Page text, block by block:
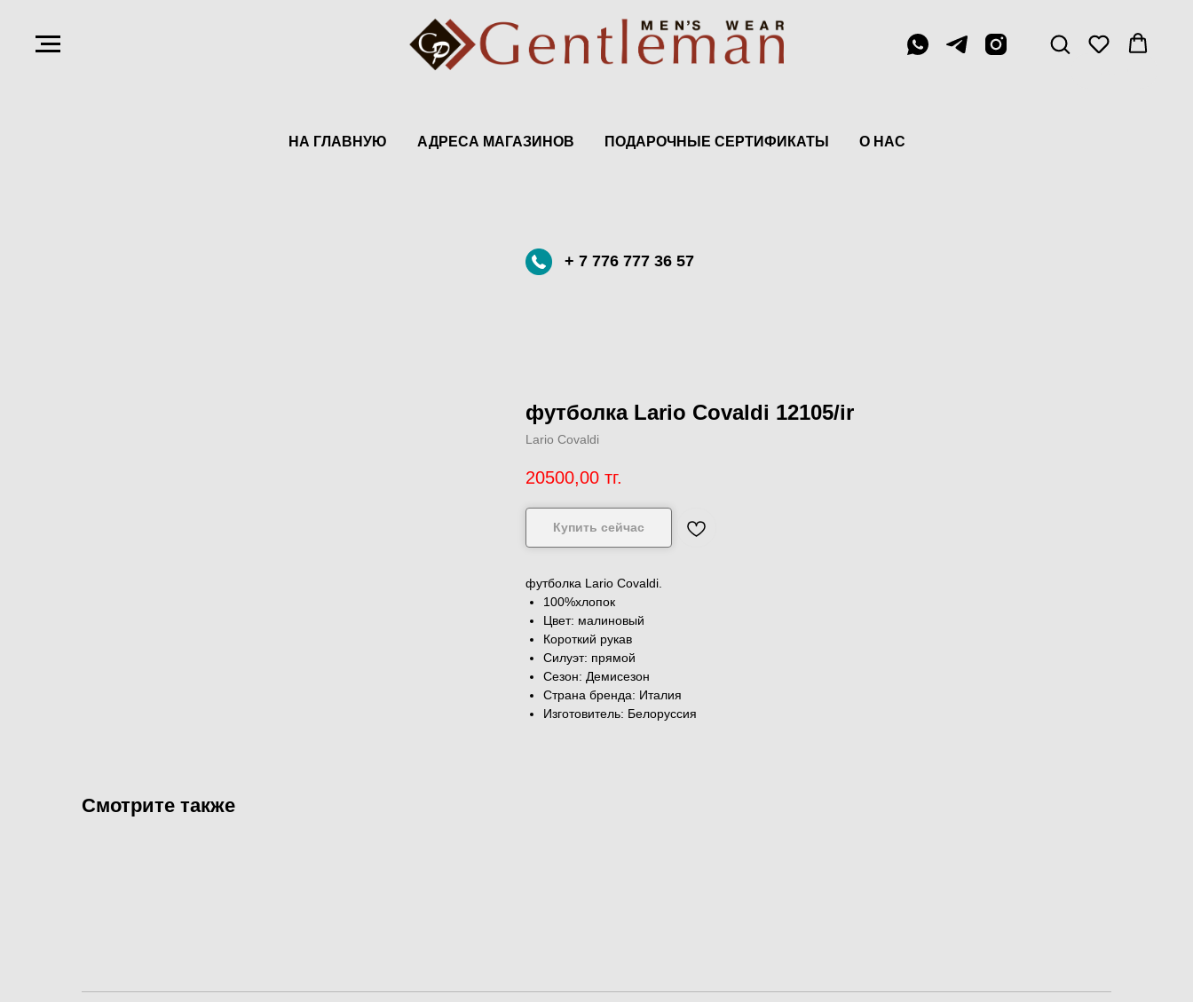
НА ГЛАВНУЮ АДРЕСА МАГАЗИНОВ ПОДАРОЧНЫЕ СЕРТИФИКАТЫ О НАС
+ 7 776 777 36 57
футболка Lario Covaldi 12105/ir
Lario Covaldi
20500,00 тг.
Купить сейчас
футболка Lario Covaldi.
100%хлопок
Цвет: малиновый
Короткий рукав
Силуэт: прямой
Сезон: Демисезон
Страна бренда: Италия
Изготовитель: Белоруссия
Смотрите также